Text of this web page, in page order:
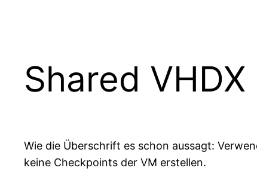
Shared
Wie die Überschrift es schon aussagt:
keine Checkpoints der VM erstellen.